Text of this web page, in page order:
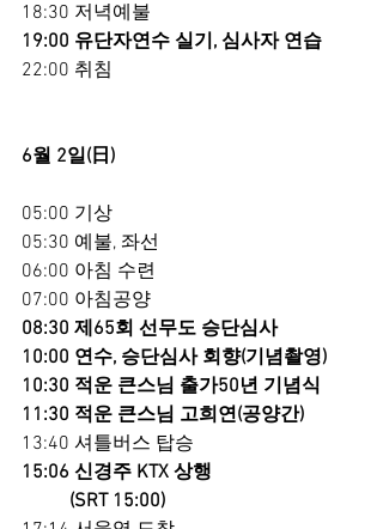
18:30 저녁예불
19:00 유단자연수 실기, 심사자 연습
22:00 취침
6월 2일(日)
05:00 기상
05:30 예불, 좌선
06:00 아침 수련
07:00 아침공양
08:30 제65회 선무도 승단심사
10:00 연수, 승단심사 회향(기념촬영)
10:30 적운 큰스님 출가50년 기념식
11:30 적운 큰스님 고희연(공양간)
13:40 셔틀버스 탑승
15:06 신경주 KTX 상행
(SRT 15:00)